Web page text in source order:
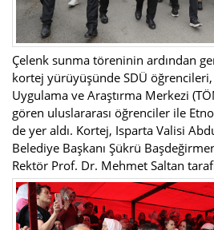
Çelenk sunma töreninin ardından
kortej yürüyüşünde SDÜ
Uygulama ve Araştırma Merkezi
gören uluslararası öğrenciler ile
de yer aldı. Kortej, Isparta Valisi
Belediye Başkanı Şükrü
Rektör Prof. Dr. Mehmet Saltan